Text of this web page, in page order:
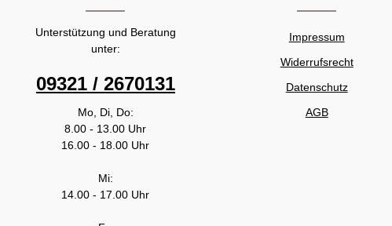
Unterstützung und Beratung
unter:
09321 / 2670131
Mo, Di, Do:
8.00 - 13.00 Uhr
16.00 - 18.00 Uhr
Mi:
14.00 - 17.00 Uhr
Impressum
Widerrufsrecht
Datenschutz
AGB